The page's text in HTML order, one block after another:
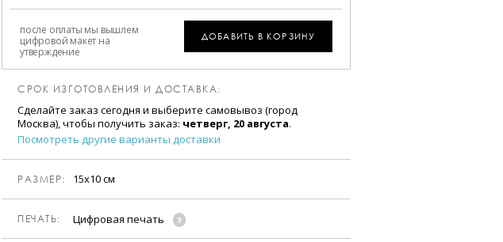
после оплаты мы вышлем
цифровой макет на
утверждение
ДОБАВИТЬ В КОРЗИНУ
СРОК ИЗГОТОВЛЕНИЯ И ДОСТАВКА:
Сделайте заказ сегодня и выберите самовывоз (город
Москва), чтобы получить заказ: четверг, 20 августа.
Посмотреть другие варианты доставки
РАЗМЕР: 15х10 см
ПЕЧАТЬ: Цифровая печать